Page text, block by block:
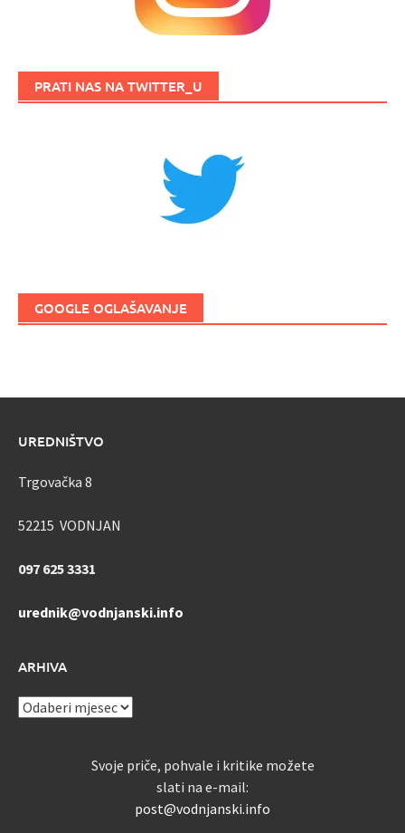
PRATI NAS NA TWITTER_U
GOOGLE OGLAŠAVANJE
UREDNIŠTVO
Trgovačka 8
52215 VODNJAN
097 625 3331
urednik@vodnjanski.info
ARHIVA
ARHIVA
Svoje priče, pohvale i kritike možete
slati na e-mail:
post@vodnjanski.info